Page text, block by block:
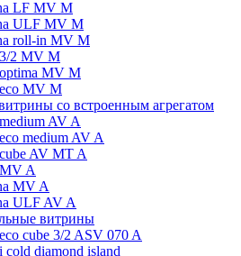
LF MV M
ULF MV M
roll-in MV M
2 MV M
MV M
MV M
со встроенным агрегатом
AV A
medium AV A
AV MT A
A
MV A
ULF AV A
витрины
cube 3/2 ASV 070 A
cold diamond island